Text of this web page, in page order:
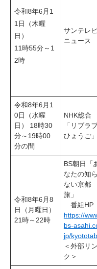
令和8年6月1
1日（木曜
日）
11時55分～1
2時
サンテレ
ニュース
令和8年6月1
0日（水曜
日） 18時30
分～19時00
分の間
NHK総合
「リブラ
ひょうご」
令和8年6月8
日（月曜日）
21時～22時
BS朝日「
なたの知ら
ない京都
旅」
​ 番組HP
https://
bs-
jp/
＜外部リン
ク＞